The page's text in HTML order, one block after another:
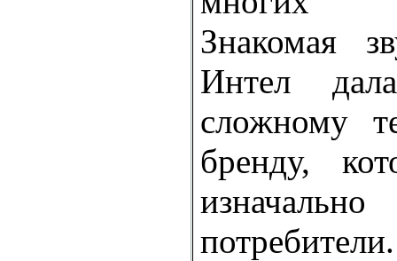
Знакомая
Интел
сложному
бренду,